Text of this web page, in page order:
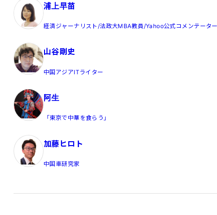
浦上早苗
経済ジャーナリスト/法政大MBA教員/Yahoo公式コメンテータ
山谷剛史
中国アジアITライター
阿生
「東京で中華を食らう」
加藤ヒロト
中国車研究家